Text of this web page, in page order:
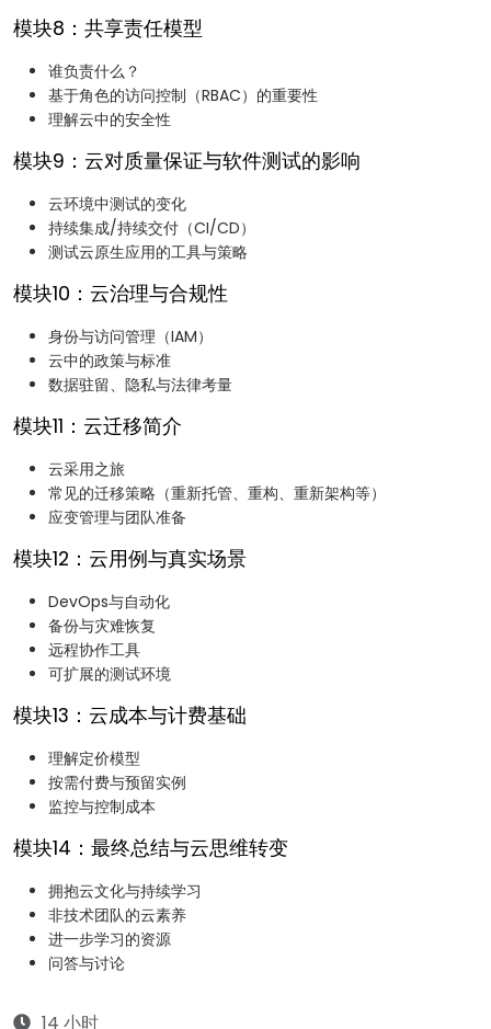
模块8：共享责任模型
谁负责什么？
基于角色的访问控制（RBAC）的重要性
理解云中的安全性
模块9：云对质量保证与软件测试的影响
云环境中测试的变化
持续集成/持续交付（CI/CD）
测试云原生应用的工具与策略
模块10：云治理与合规性
身份与访问管理（IAM）
云中的政策与标准
数据驻留、隐私与法律考量
模块11：云迁移简介
云采用之旅
常见的迁移策略（重新托管、重构、重新架构等）
应变管理与团队准备
模块12：云用例与真实场景
DevOps与自动化
备份与灾难恢复
远程协作工具
可扩展的测试环境
模块13：云成本与计费基础
理解定价模型
按需付费与预留实例
监控与控制成本
模块14：最终总结与云思维转变
拥抱云文化与持续学习
非技术团队的云素养
进一步学习的资源
问答与讨论
14 小时